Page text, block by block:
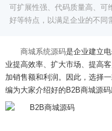
可扩展性强、代码质量高、可
好等特点，以满足企业的不同
商城系统源码是企业建立
业提高效率、扩大市场、提高
加销售额和利润。因此，选择
编为大家介绍好的 B2B商城源码